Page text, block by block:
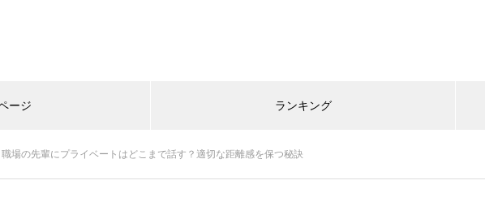
ージ ランキング
職場の先輩にプライベートはどこまで話す？適切な距離感を保つ秘訣